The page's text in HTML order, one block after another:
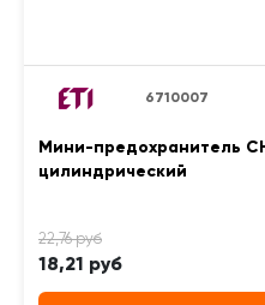
6710007
Мини-предохранитель
цилиндрический
18,21 руб